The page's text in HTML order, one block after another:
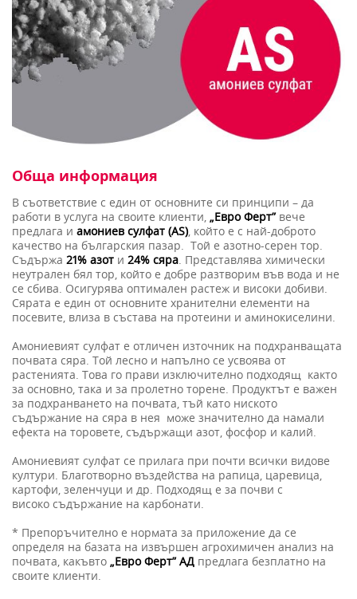
Обща информация
В съответствие с един от основните си принципи – да
работи в услуга на своите клиенти, „Евро Ферт” вече
предлага и амониев сулфат (AS), който е с най-доброто
качество на българския пазар. Той е азотно-серен тор.
Съдържа 21% азот и 24% сяра. Представлява химически
неутрален бял тор, който е добре разтворим във вода и не
се сбива. Осигурява оптимален растеж и високи добиви.
Сярата е един от основните хранителни елементи на
посевите, влиза в състава на протеини и аминокиселини.
Амониевият сулфат е отличен източник на подхранващата
почвата сяра. Той лесно и напълно се усвоява от
растенията. Това го прави изключително подходящ както
за основно, така и за пролетно торене. Продуктът е важен
за подхранването на почвата, тъй като ниското
съдържание на сяра в нея може значително да намали
ефекта на торовете, съдържащи азот, фосфор и калий.
Амониевият сулфат се прилага при почти всички видове
култури. Благотворно въздейства на рапица, царевица,
картофи, зеленчуци и др. Подходящ е за почви с
високо съдържание на карбонати.
* Препоръчително е нормата за приложение да се
определя на базата на извършен агрохимичен анализ на
почвата, какъвто „Евро Ферт” АД предлага безплатно на
своите клиенти.